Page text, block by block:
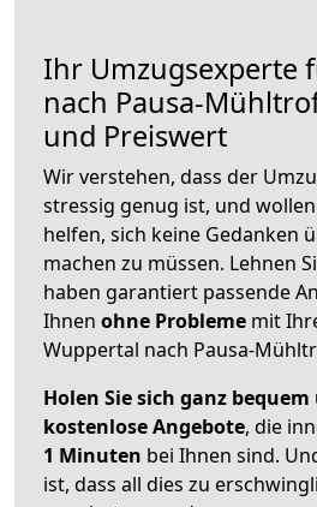
Ihr Umzugsexperte
nach Pausa-
und Preiswert
Wir verstehen, dass der
stressig genug ist, und
helfen, sich keine Gedanken
machen zu müssen. Lehnen
haben garantiert passende
Ihnen ohne Probleme mit
Wuppertal nach Pausa-
Holen Sie sich ganz
kostenlose Angebote, die
1 Minuten bei Ihnen sind.
ist, dass all dies zu